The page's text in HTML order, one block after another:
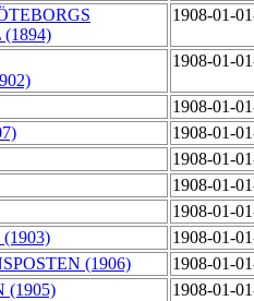
1908-01-
1908-01-
1908-01-
1908-01-
1908-01-
1908-01-
1908-01-
1908-01-
(1906)
1908-01-
(1905)
1908-01-